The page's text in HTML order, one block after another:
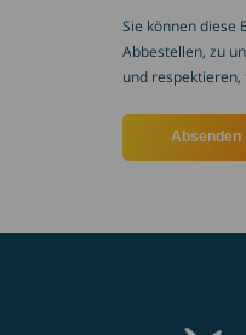
Sie können diese
Abbestellen, zu
und